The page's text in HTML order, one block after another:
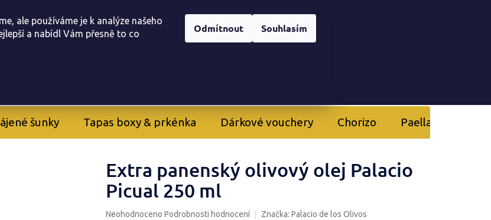
ale používáme je k analýze našeho
a nabídl Vám přesně to co
Odmítnout Souhlasím
Registrace provizního partnera
šunky Tapas boxy & prkénka Dárkové vouchery Chorizo Paella
Extra panenský olivový olej Palacio
Picual 250 ml
Průměrné
Neohodnoceno Podrobnosti hodnocení Značka: Palacio de los Olivos